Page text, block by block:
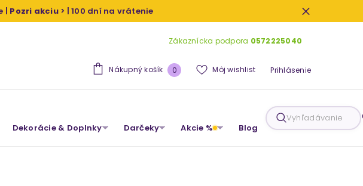
| Pozri akciu> | 100 dní na vrátenie
Zákaznícka podpora 0572225040
Nákupný košík 00
Môj wishlist Prihlásenie
Dekorácie & Doplnky Darčeky Akcie % Blog
Vyhľadávanie